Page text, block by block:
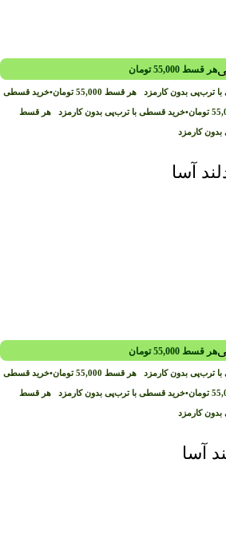
هر قسط 55,000 تومان
ترب‌پی بدون کارمزد هر قسط 55,000 تومان•خرید قسطی
تومان•خرید قسطی با ترب‌پی بدون کارمزد هر قسط
کارمزد
آسا
هر قسط 55,000 تومان
ترب‌پی بدون کارمزد هر قسط 55,000 تومان•خرید قسطی
تومان•خرید قسطی با ترب‌پی بدون کارمزد هر قسط
کارمزد
آسا